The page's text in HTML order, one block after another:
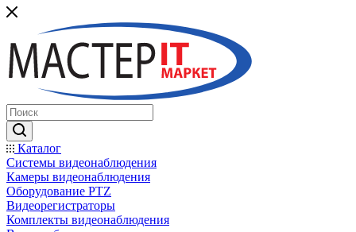
Каталог
Системы видеонаблюдения
Камеры видеонаблюдения
Оборудование PTZ
Видеорегистраторы
Комплекты видеонаблюдения